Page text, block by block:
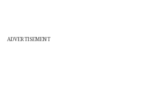
ADVERTISEMENT